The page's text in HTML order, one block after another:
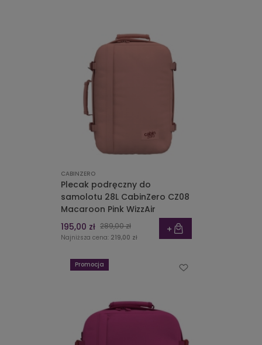
CABINZERO
Plecak podręczny do
samolotu 28L CabinZero CZ08
Macaroon Pink WizzAir
195,00 zł 289,00 zł
Najniższa cena: 219,00 zł
Promocja